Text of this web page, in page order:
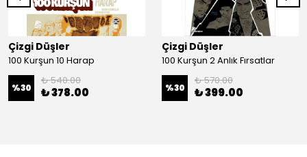
Çizgi Düşler
100 Kurşun 10 Harap
%30
₺ 540.00
₺ 378.00
Çizgi Düşler
100 Kurşun 2 Anlık Fırsatlar
%30
₺ 570.00
₺ 399.00